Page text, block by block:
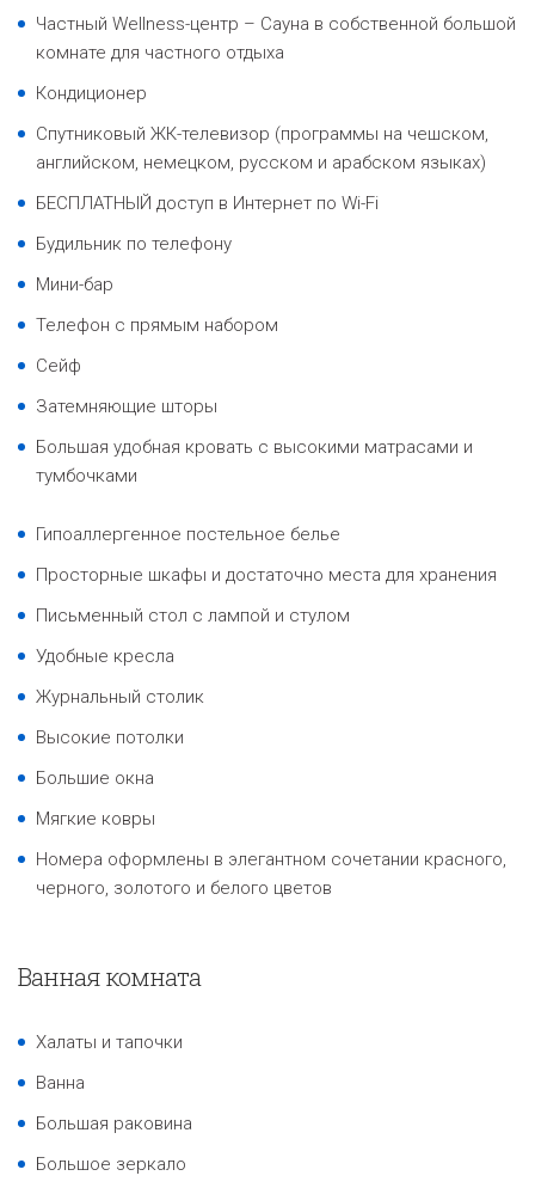
Частный Wellness-центр – Сауна в собственной большой
комнате для частного отдыха
Кондиционер
Спутниковый ЖК-телевизор (программы на чешском,
английском, немецком, русском и арабском языках)
БЕСПЛАТНЫЙ доступ в Интернет по Wi-Fi
Будильник по телефону
Мини-бар
Телефон с прямым набором
Сейф
Затемняющие шторы
Большая удобная кровать с высокими матрасами и
тумбочками
Гипоаллергенное постельное белье
Просторные шкафы и достаточно места для хранения
Письменный стол с лампой и стулом
Удобные кресла
Журнальный столик
Высокие потолки
Большие окна
Мягкие ковры
Номера оформлены в элегантном сочетании красного,
черного, золотого и белого цветов
Ванная комната
Халаты и тапочки
Ванна
Большая раковина
Большое зеркало